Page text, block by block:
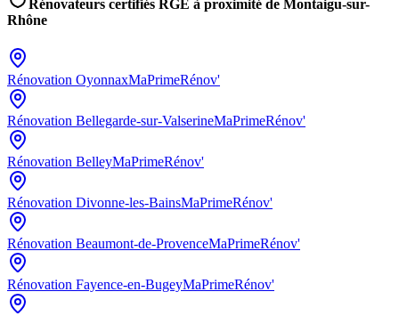
Rénovateurs certifiés RGE à proximité de Montaigu-sur-
Rhône
Rénovation OyonnaxMaPrimeRénov'
Rénovation Bellegarde-sur-ValserineMaPrimeRénov'
Rénovation BelleyMaPrimeRénov'
Rénovation Divonne-les-BainsMaPrimeRénov'
Rénovation Beaumont-de-ProvenceMaPrimeRénov'
Rénovation Fayence-en-BugeyMaPrimeRénov'